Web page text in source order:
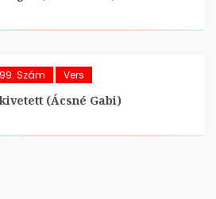
Szám Vers
(Ácsné Gabi)